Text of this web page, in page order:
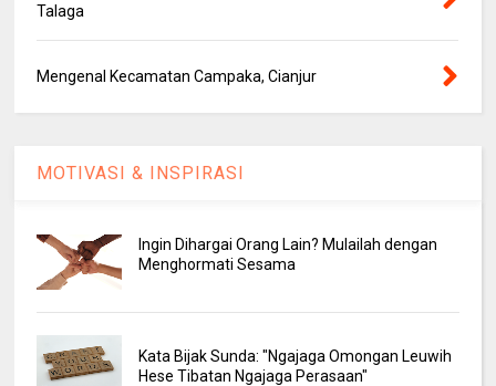
Talaga
Mengenal Kecamatan Campaka, Cianjur
MOTIVASI & INSPIRASI
Ingin Dihargai Orang Lain? Mulailah dengan
Menghormati Sesama
Kata Bijak Sunda: "Ngajaga Omongan Leuwih
Hese Tibatan Ngajaga Perasaan"